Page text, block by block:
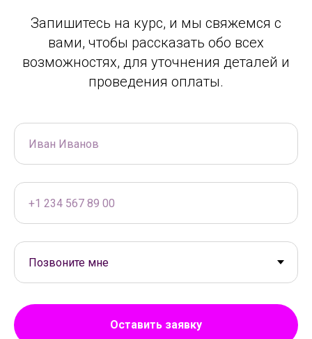
Запишитесь на курс, и мы свяжемся с
вами, чтобы рассказать обо всех
возможностях, для уточнения деталей и
проведения оплаты.
Оставить заявку